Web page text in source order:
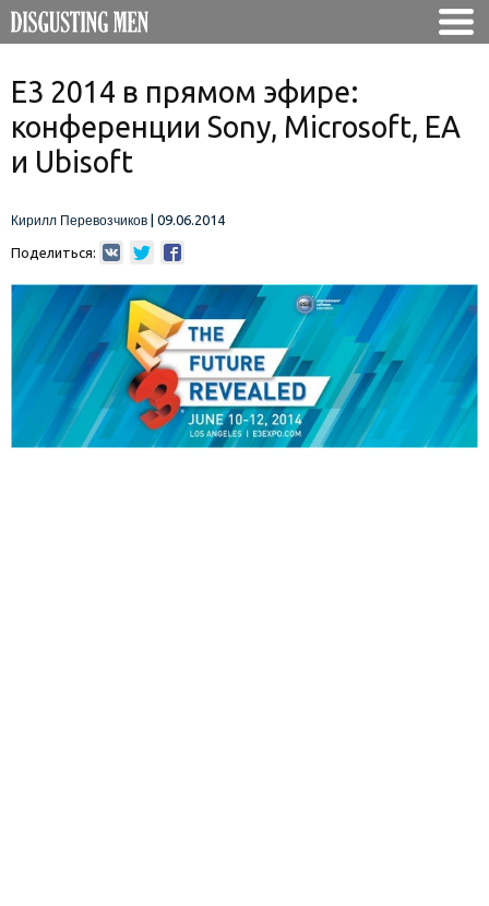
E3 2014 в прямом эфире:
конференции Sony, Microsoft, EA
и Ubisoft
Кирилл Перевозчиков 09.06.2014
Поделиться: